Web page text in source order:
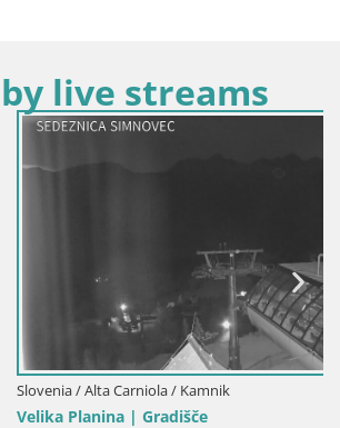
live streams
/ Kamnik